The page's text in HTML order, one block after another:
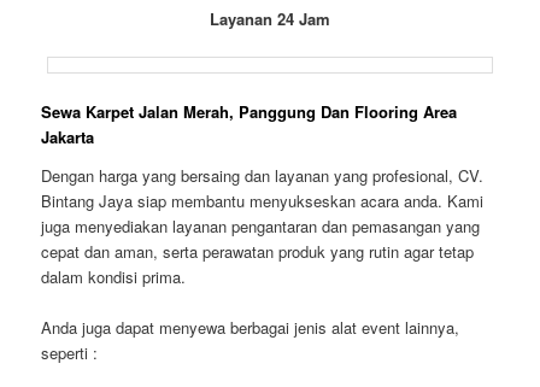
Layanan 24 Jam
Sewa Karpet Jalan Merah, Panggung Dan Flooring Area
Jakarta
Dengan harga yang bersaing dan layanan yang profesional, CV.
Bintang Jaya siap membantu menyukseskan acara anda. Kami
juga menyediakan layanan pengantaran dan pemasangan yang
cepat dan aman, serta perawatan produk yang rutin agar tetap
dalam kondisi prima.
Anda juga dapat menyewa berbagai jenis alat event lainnya,
seperti :